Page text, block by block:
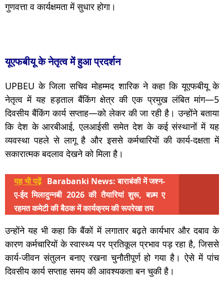
गुणवत्ता व कार्यक्षमता में सुधार होगा।
यूएफबीयू के नेतृत्व में हुआ प्रदर्शन
UPBEU के जिला सचिव मोहम्मद शारिक ने कहा कि यूएफबीयू के
नेतृत्व में यह हड़ताल बैंकिंग क्षेत्र की एक प्रमुख लंबित मांग—5
दिवसीय बैंकिंग कार्य सप्ताह—को लेकर की जा रही है। उन्होंने बताया
कि देश के आरबीआई, एलआईसी समेत देश के कई संस्थानों में यह
व्यवस्था पहले से लागू है और इससे कर्मचारियों की कार्य-दक्षता में
सकारात्मक बदलाव देखने को मिला है।
यह भी पढ़ें Barabanki News: बाराबंकी में जश्न-
ए-ईद मिलादुन्नबी 2026 की तैयारियां शुरू, बज़्म ए
रहमत कमेटी की बैठक में कार्यक्रम की रूपरेखा तय
उन्होंने यह भी कहा कि बैंकों में लगातार बढ़ते कार्यभार और दबाव के
कारण कर्मचारियों के स्वास्थ्य पर प्रतिकूल प्रभाव पड़ रहा है, जिससे
कार्य-जीवन संतुलन बनाए रखना चुनौतीपूर्ण हो गया है। ऐसे में पांच
दिवसीय कार्य सप्ताह समय की आवश्यकता बन चुकी है।